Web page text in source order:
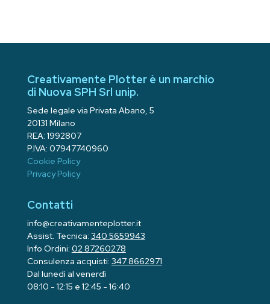
Creativamente Plotter è un marchio
di Nuova SPH Srl unip.
Sede legale via Privata Abano, 5
20131 Milano
REA: 1992807
P.IVA: 07947740960
Cookie Policy
Privacy Policy
Contatti
info@creativamenteplotter.it
Assist. Tecnica: 340 5659943
Info Ordini: 02 87260278
Consulenza acquisti: 347 8662971
Dal lunedì al venerdì
08:10 - 12:15 e 12:45 - 16:40